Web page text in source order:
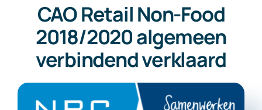
Wat doen wij
Wie zijn wij
Mijn NBC Eelman & Partners
CAO Retail Non-Food
2018/2020 algemeen
verbindend verklaard